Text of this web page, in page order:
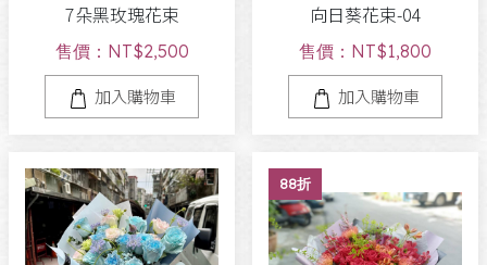
7朵黑玫瑰花束
售價：NT$2,500
加入購物車
向日葵花束-04
售價：NT$1,800
加入購物車
88折